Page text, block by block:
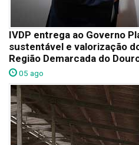
IVDP entrega ao Governo
sustentável e valorização
Região Demarcada do
05 ago